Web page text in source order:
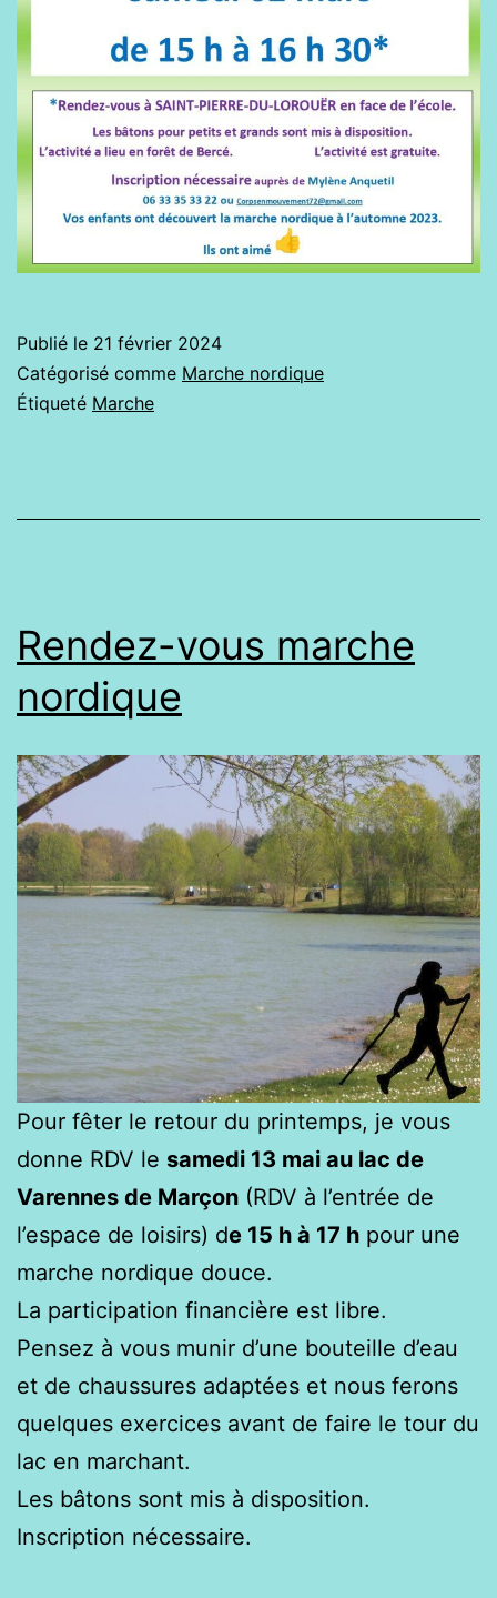
Publié le 21 février 2024
Catégorisé comme Marche nordique
Étiqueté Marche
Rendez-vous marche
nordique
Pour fêter le retour du printemps, je vous
donne RDV le samedi 13 mai au lac de
Varennes de Marçon (RDV à l’entrée de
l’espace de loisirs) de 15 h à 17 h pour une
marche nordique douce.
La participation financière est libre.
Pensez à vous munir d’une bouteille d’eau
et de chaussures adaptées et nous ferons
quelques exercices avant de faire le tour du
lac en marchant.
Les bâtons sont mis à disposition.
Inscription nécessaire.